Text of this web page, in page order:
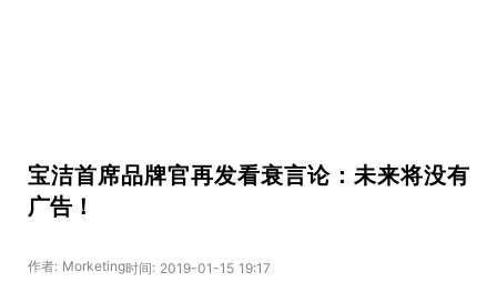
宝洁首席品牌官再发看衰言论：未来将没有
广告！
作者: Morketing时间: 2019-01-15 19:17